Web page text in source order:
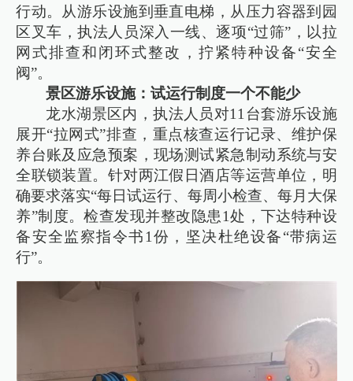
行动。从游乐设施到垂直电梯，从压力容器到园
区叉车，执法人员深入一线、逐项“过筛”，以拉
网式排查和闭环式整改，拧紧特种设备“安全
阀”。
景区游乐设施：试运行制度一个不能少
龙水湖景区内，执法人员对11台套游乐设施
展开“拉网式”排查，重点核查运行记录、维护保
养台账及应急预案，现场测试紧急制动系统与安
全联锁装置。针对两江假日酒店等运营单位，明
确要求落实“每日试运行、每周小检查、每月大保
养”制度。检查发现并整改隐患1处，下达特种设
备安全监察指令书1份，坚决杜绝设备“带病运
行”。